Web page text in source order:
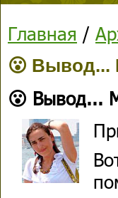
Главная /
😮 Вывод...
😮 Вывод...